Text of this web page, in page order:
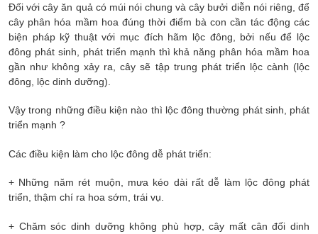
Đối với cây ăn quả có múi nói chung và cây bưởi diễn nói riêng, để
cây phân hóa mầm hoa đúng thời điểm bà con cần tác động các
biện pháp kỹ thuật với mục đích hãm lộc đông, bởi nếu để lộc
đông phát sinh, phát triển mạnh thì khả năng phân hóa mầm hoa
gần như không xảy ra, cây sẽ tập trung phát triển lộc cành (lộc
đông, lộc dinh dưỡng).
Vậy trong những điều kiện nào thì lộc đông thường phát sinh, phát
triển mạnh ?
Các điều kiện làm cho lộc đông dễ phát triển:
+ Những năm rét muộn, mưa kéo dài rất dễ làm lộc đông phát
triển, thậm chí ra hoa sớm, trái vụ.
+ Chăm sóc dinh dưỡng không phù hợp, cây mất cân đối dinh